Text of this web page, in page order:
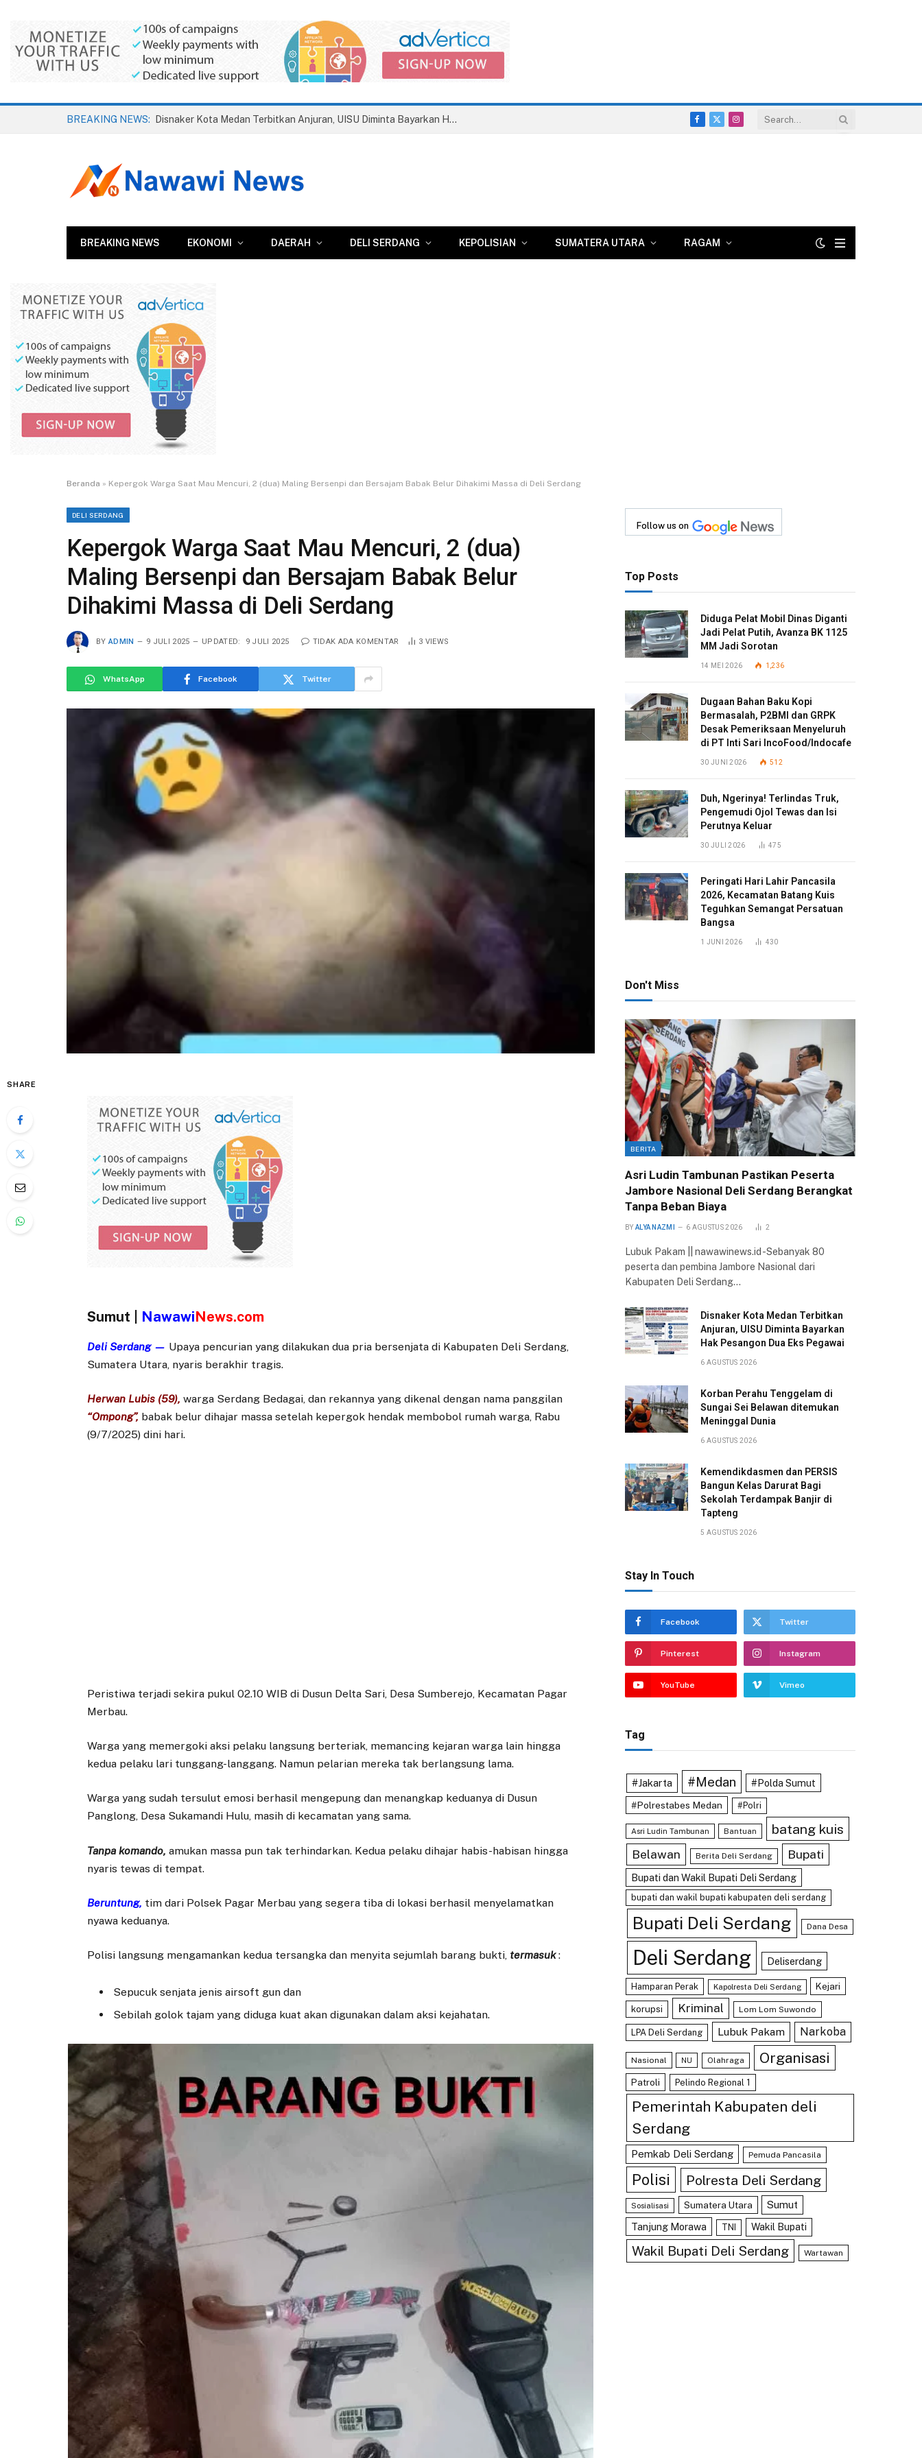
BREAKING NEWS: Disnaker Kota Medan Terbitkan Anjuran, UISU Diminta Bayarkan Hak Pesangon Dua Eks Pegawai
Facebook
X
Instagram
BREAKING NEWS EKONOMI DAERAH DELI SERDANG KEPOLISIAN SUMATERA UTARA RAGAM
Beranda » Kepergok Warga Saat Mau Mencuri, 2 (dua) Maling Bersenpi dan Bersajam Babak Belur Dihakimi Massa di Deli Serdang
DELI SERDANG
Kepergok Warga Saat Mau Mencuri, 2 (dua)
Maling Bersenpi dan Bersajam Babak Belur
Dihakimi Massa di Deli Serdang
BY ADMIN 9 JULI 2025 UPDATED: 9 JULI 2025 TIDAK ADA KOMENTAR 3 VIEWS
WhatsApp Facebook Twitter
SHARE
Sumut | Nawawi News.com
Deli Serdang — Upaya pencurian yang dilakukan dua pria bersenjata di Kabupaten Deli Serdang,
Sumatera Utara, nyaris berakhir tragis.
Herwan Lubis (59), warga Serdang Bedagai, dan rekannya yang dikenal dengan nama panggilan
“Ompong”, babak belur dihajar massa setelah kepergok hendak membobol rumah warga, Rabu
(9/7/2025) dini hari.
Peristiwa terjadi sekira pukul 02.10 WIB di Dusun Delta Sari, Desa Sumberejo, Kecamatan Pagar
Merbau.
Warga yang memergoki aksi pelaku langsung berteriak, memancing kejaran warga lain hingga
kedua pelaku lari tunggang-langgang. Namun pelarian mereka tak berlangsung lama.
Warga yang sudah tersulut emosi berhasil mengepung dan menangkap keduanya di Dusun
Panglong, Desa Sukamandi Hulu, masih di kecamatan yang sama.
Tanpa komando, amukan massa pun tak terhindarkan. Kedua pelaku dihajar habis-habisan hingga
nyaris tewas di tempat.
Beruntung, tim dari Polsek Pagar Merbau yang segera tiba di lokasi berhasil menyelamatkan
nyawa keduanya.
Polisi langsung mengamankan kedua tersangka dan menyita sejumlah barang bukti, termasuk:
Sepucuk senjata jenis airsoft gun dan
Sebilah golok tajam yang diduga kuat akan digunakan dalam aksi kejahatan.
Follow us on
Top Posts
Diduga Pelat Mobil Dinas Diganti
Jadi Pelat Putih, Avanza BK 1125
MM Jadi Sorotan
14 MEI 2026 1,236
Dugaan Bahan Baku Kopi
Bermasalah, P2BMI dan GRPK
Desak Pemeriksaan Menyeluruh
di PT Inti Sari IncoFood/Indocafe
30 JUNI 2026 512
Duh, Ngerinya! Terlindas Truk,
Pengemudi Ojol Tewas dan Isi
Perutnya Keluar
30 JULI 2026 475
Peringati Hari Lahir Pancasila
2026, Kecamatan Batang Kuis
Teguhkan Semangat Persatuan
Bangsa
1 JUNI 2026 430
Don't Miss
BERITA
Asri Ludin Tambunan Pastikan Peserta
Jambore Nasional Deli Serdang Berangkat
Tanpa Beban Biaya
BY ALYA NAZMI 6 AGUSTUS 2026 2
Lubuk Pakam || nawawinews.id -Sebanyak 80
peserta dan pembina Jambore Nasional dari
Kabupaten Deli Serdang…
Disnaker Kota Medan Terbitkan
Anjuran, UISU Diminta Bayarkan
Hak Pesangon Dua Eks Pegawai
6 AGUSTUS 2026
Korban Perahu Tenggelam di
Sungai Sei Belawan ditemukan
Meninggal Dunia
6 AGUSTUS 2026
Kemendikdasmen dan PERSIS
Bangun Kelas Darurat Bagi
Sekolah Terdampak Banjir di
Tapteng
5 AGUSTUS 2026
Stay In Touch
Facebook Twitter
Pinterest Instagram
YouTube Vimeo
Tag
#Jakarta #Medan #Polda Sumut
#Polrestabes Medan #Polri
Asri Ludin Tambunan Bantuan batang kuis
Belawan Berita Deli Serdang Bupati
Bupati dan Wakil Bupati Deli Serdang
bupati dan wakil bupati kabupaten deli serdang
Bupati Deli Serdang Dana Desa
Deli Serdang Deliserdang
Hamparan Perak Kapolresta Deli Serdang Kejari
korupsi Kriminal Lom Lom Suwondo
LPA Deli Serdang Lubuk Pakam Narkoba
Nasional NU Olahraga Organisasi
Patroli Pelindo Regional 1
Pemerintah Kabupaten deli
Serdang
Pemkab Deli Serdang Pemuda Pancasila
Polisi Polresta Deli Serdang
Sosialisasi Sumatera Utara
Sumut
Tanjung Morawa
TNI Wakil Bupati
Wakil Bupati Deli Serdang Wartawan